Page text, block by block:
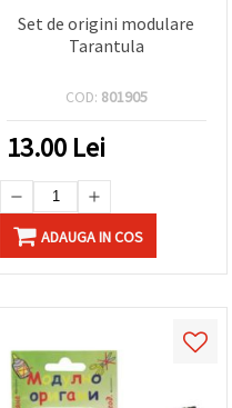
Set de origini modulare
Tarantula
COD: 801905
13.00 Lei
ADAUGA IN COS